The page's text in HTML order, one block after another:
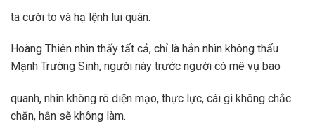
ta cười to và hạ lệnh lui quân.
Hoàng Thiên nhìn thấy tất cả, chỉ là hắn nhìn không thấu
Mạnh Trường Sinh, người này trước người có mê vụ bao
quanh, nhìn không rõ diện mạo, thực lực, cái gì không chắc
chắn, hắn sẽ không làm.